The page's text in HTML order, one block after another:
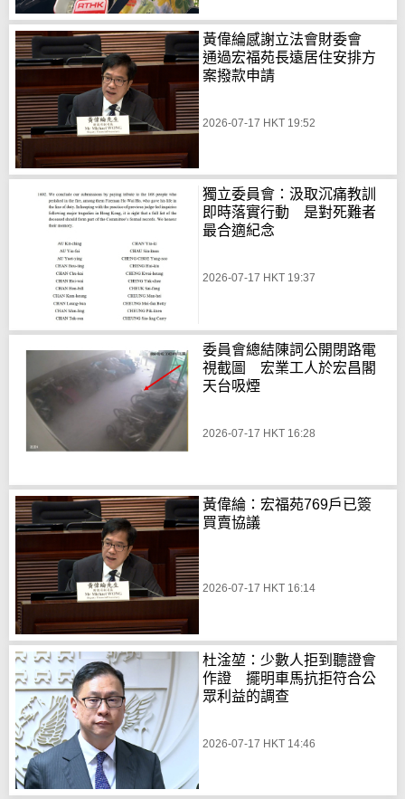
黃偉綸感謝立法會財委會
通過宏福苑長遠居住安排方
案撥款申請
2026-07-17 HKT 19:52
獨立委員會：汲取沉痛教訓
即時落實行動 是對死難者
最合適紀念
2026-07-17 HKT 19:37
委員會總結陳詞公開閉路電
視截圖 宏業工人於宏昌閣
天台吸煙
2026-07-17 HKT 16:28
黃偉綸：宏福苑769戶已簽
買賣協議
2026-07-17 HKT 16:14
杜淦堃：少數人拒到聽證會
作證 擺明車馬抗拒符合公
眾利益的調查
2026-07-17 HKT 14:46